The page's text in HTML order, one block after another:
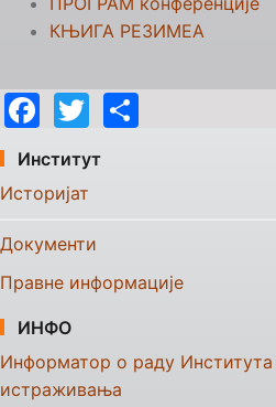
КЊИГА РЕЗИМЕА
Facebook
Twitter
Институт
Историјат
Документи
Правне информације
ИНФО
Информатор о раду Института
истраживања